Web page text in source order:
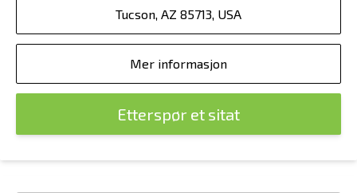
Tucson, AZ 85713, USA
Mer informasjon
Etterspør et sitat